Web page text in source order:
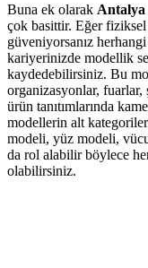
Buna ek olarak Antalya
çok basittir. Eğer
güveniyorsanız
kariyerinizde modellik
kaydedebilirsiniz. Bu
organizasyonlar,
ürün tanıtımlarında
modellerin alt
modeli, yüz modeli,
da rol alabilir böylece
olabilirsiniz.